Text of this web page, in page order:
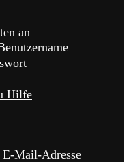
an
Hilfe
E-Mail-Adresse